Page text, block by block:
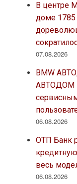
В центре
доме 1785
07.08.2026
BMW
АВТОДОМ
06.08.2026
ОТП Банк
весь
06.08.2026